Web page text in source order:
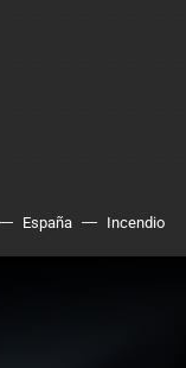
España Incendio